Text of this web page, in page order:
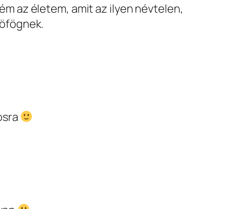
az életem, amit az ilyen névtelen,